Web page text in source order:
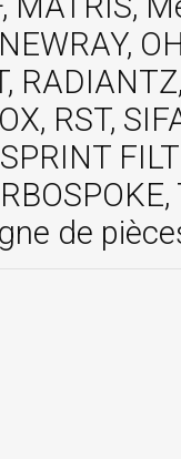
RST,
de